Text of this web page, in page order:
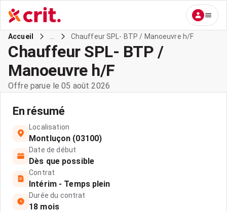
Accueil Chauffeur SPL- BTP / Manoeuvre h/F
Chauffeur SPL- BTP /
Manoeuvre h/F
Offre parue le 05 août 2026
En résumé
Localisation
Montluçon (03100)
Date de début
Dès que possible
Contrat
Intérim - Temps plein
Durée du contrat
18 mois